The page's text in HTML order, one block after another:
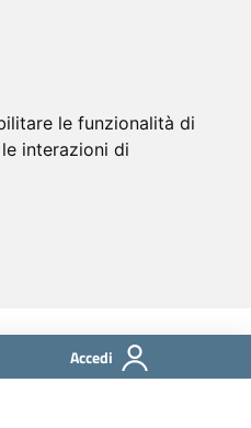
le funzionalità di
interazioni di
Accedi